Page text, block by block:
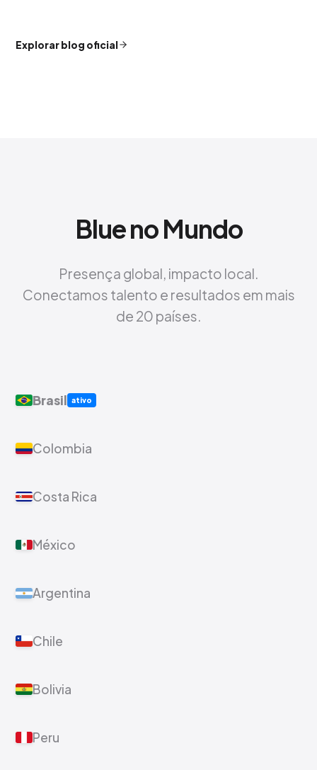
Explorar blog oficial
Blue no Mundo
Presença global, impacto local.
Conectamos talento e resultados em mais
de 20 países.
Brasil ativo
Colombia
Costa Rica
México
Argentina
Chile
Bolivia
Peru